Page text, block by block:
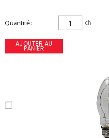
Quantité ch
AJOUTER AU
PANIER